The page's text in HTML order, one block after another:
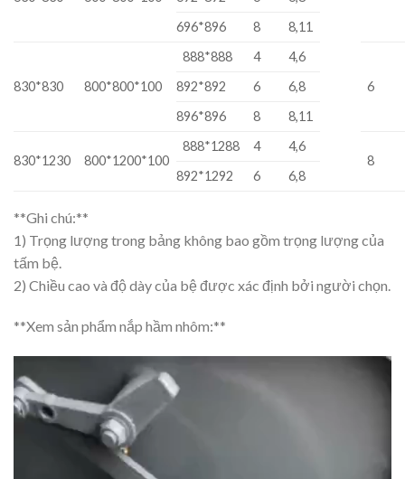
696*896
8 8,11
830*830 800*800*100
888*888 4
4,6
6
892*892 6
6,8
896*896
8 8,11
830*1230 800*1200*100
888*1288 4
4,6
8
892*1292
6 6,8
**Ghi chú:**
1) Trọng lượng trong bảng không bao gồm trọng lượng của
tấm bệ.
2) Chiều cao và độ dày của bệ được xác định bởi người chọn.
**Xem sản phẩm nắp hầm nhôm:**
Player